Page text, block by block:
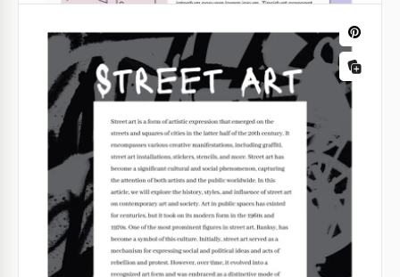
Articolo di tendenza viola
Per rendere il tuo articolo promozionale più
attraente e ottenere più visualizzazioni su internet o
sul giornale, ti consigliamo di utilizzare il nostro
Modello Articolo Trendy Viola.
Google Slides